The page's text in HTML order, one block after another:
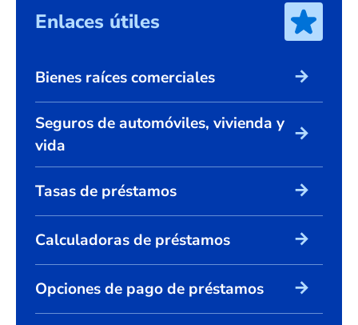
Enlaces útiles
Bienes raíces comerciales arrow_forward
Seguros de automóviles, vivienda y
vida
arrow_forward
Tasas de préstamos arrow_forward
Calculadoras de préstamos arrow_forward
Opciones de pago de préstamos arrow_forward